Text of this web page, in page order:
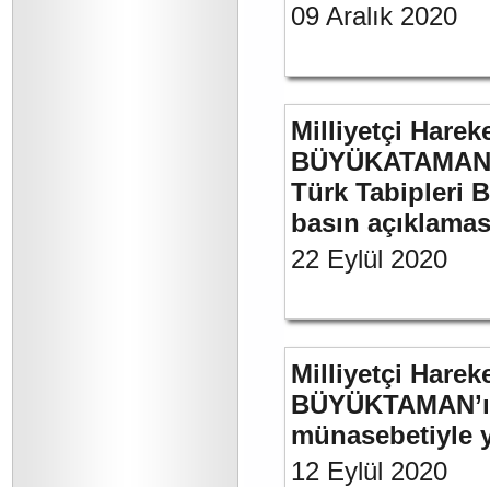
09 Aralık 2020
Milliyetçi
Türk Tabipleri
basın
22 Eylül 2020
Milliyetçi
münasebetiyle
12 Eylül 2020